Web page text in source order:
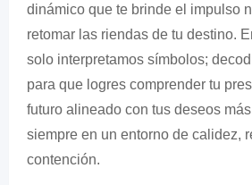
dinámico que te brinde el impulso
retomar las riendas de tu destino.
solo interpretamos símbolos;
para que logres comprender tu
futuro alineado con tus deseos
siempre en un entorno de calidez,
contención.